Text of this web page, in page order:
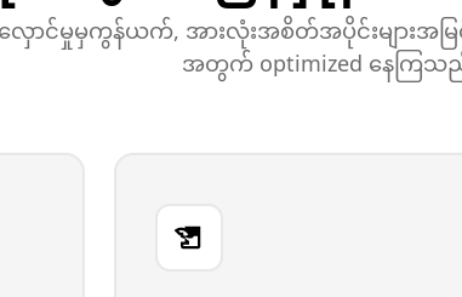
ာင်မှုမှကွန်ယက်, အားလုံးအစိတ်အပိုင်းများအမြ
အတွက် optimized နေကြသ